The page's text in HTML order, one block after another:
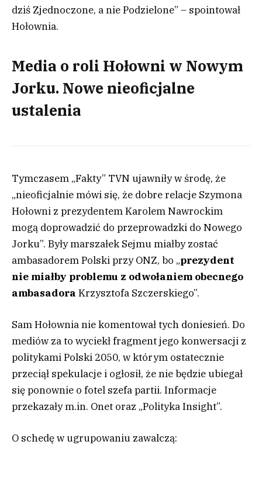
dziś Zjednoczone, a nie Podzielone” – spointował
Hołownia.
Media o roli Hołowni w Nowym
Jorku. Nowe nieoficjalne
ustalenia
Tymczasem „Fakty” TVN ujawniły w środę, że
„nieoficjalnie mówi się, że dobre relacje Szymona
Hołowni z prezydentem Karolem Nawrockim
mogą doprowadzić do przeprowadzki do Nowego
Jorku”. Były marszałek Sejmu miałby zostać
ambasadorem Polski przy ONZ, bo „prezydent
nie miałby problemu z odwołaniem obecnego
ambasadora Krzysztofa Szczerskiego”.
Sam Hołownia nie komentował tych doniesień. Do
mediów za to wyciekł fragment jego konwersacji z
politykami Polski 2050, w którym ostatecznie
przeciął spekulacje i ogłosił, że nie będzie ubiegał
się ponownie o fotel szefa partii. Informacje
przekazały m.in. Onet oraz „Polityka Insight”.
O schedę w ugrupowaniu zawalczą: